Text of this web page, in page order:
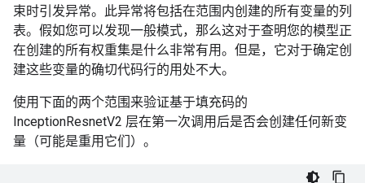
束时引发异常。此异常将包括在范围内创建的所有变量的列
表。假如您可以发现一般模式，那么这对于查明您的模型正
在创建的所有权重集是什么非常有用。但是，它对于确定创
建这些变量的确切代码行的用处不大。
使用下面的两个范围来验证基于填充码的
InceptionResnetV2 层在第一次调用后是否会创建任何新变
量（可能是重用它们）。